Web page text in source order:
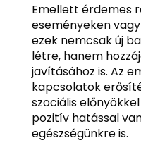
Emellett érdemes
eseményeken
ezek nemcsak új
létre, hanem
javításához is. Az
kapcsolatok
szociális
pozitív hatással
egészségünkre is.